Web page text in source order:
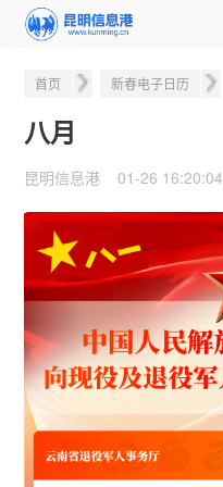
首页 新春电子日历
八月
昆明信息港 01-26 16:20:04